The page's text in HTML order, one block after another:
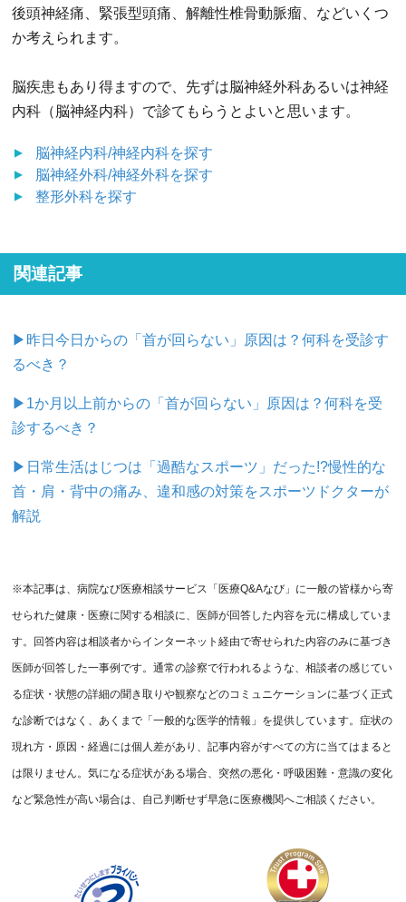
後頭神経痛、緊張型頭痛、解離性椎骨動脈瘤、などいくつ
か考えられます。
脳疾患もあり得ますので、先ずは脳神経外科あるいは神経
内科（脳神経内科）で診てもらうとよいと思います。
脳神経内科/神経内科を探す
脳神経外科/神経外科を探す
整形外科を探す
関連記事
▶昨日今日からの「首が回らない」原因は？何科を受診す
るべき？
▶1か月以上前からの「首が回らない」原因は？何科を受
診するべき？
▶日常生活はじつは「過酷なスポーツ」だった!?慢性的な
首・肩・背中の痛み、違和感の対策をスポーツドクターが
解説
※本記事は、病院なび医療相談サービス「医療Q&Aなび」に一般の皆様から寄
せられた健康・医療に関する相談に、医師が回答した内容を元に構成していま
す。回答内容は相談者からインターネット経由で寄せられた内容のみに基づき
医師が回答した一事例です。通常の診察で行われるような、相談者の感じてい
る症状・状態の詳細の聞き取りや観察などのコミュニケーションに基づく正式
な診断ではなく、あくまで「一般的な医学的情報」を提供しています。症状の
現れ方・原因・経過には個人差があり、記事内容がすべての方に当てはまると
は限りません。気になる症状がある場合、突然の悪化・呼吸困難・意識の変化
など緊急性が高い場合は、自己判断せず早急に医療機関へご相談ください。